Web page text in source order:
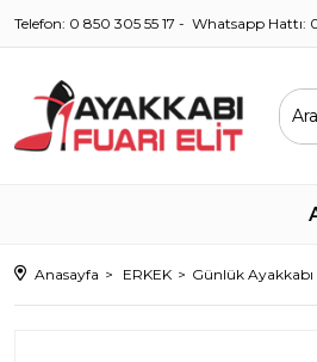
Telefon: 0 850 305 55 17 - Whatsapp Hattı: 0
Anasayfa ERKEK Günlük Ayakkabı